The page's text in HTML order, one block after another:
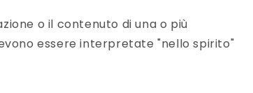
o il contenuto di una o più
essere interpretate "nello spirito"